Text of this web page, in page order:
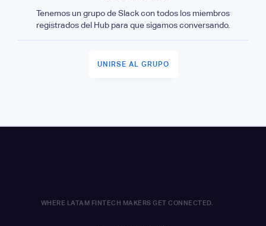
Tenemos un grupo de Slack con todos los miembros
registrados del Hub para que sigamos conversando.
UNIRSE AL GRUPO
WHERE LATAM FINTECH MAKERS GET CONNECTED.